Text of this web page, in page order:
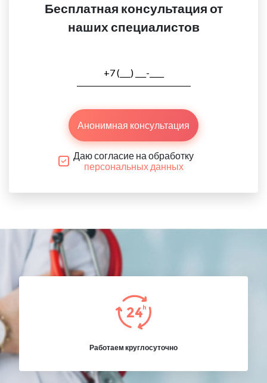
Бесплатная консультация от
наших специалистов
Анонимная консультация
Даю согласие на обработку
персональных данных
Работаем круглосуточно